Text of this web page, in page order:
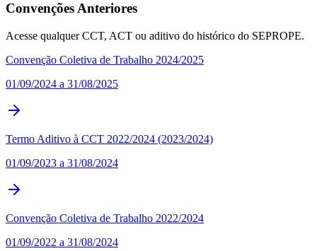
Convenções Anteriores
Acesse qualquer CCT, ACT ou aditivo do histórico do SEPROPE.
Convenção Coletiva de Trabalho 2024/2025
01/09/2024 a 31/08/2025
Termo Aditivo à CCT 2022/2024 (2023/2024)
01/09/2023 a 31/08/2024
Convenção Coletiva de Trabalho 2022/2024
01/09/2022 a 31/08/2024